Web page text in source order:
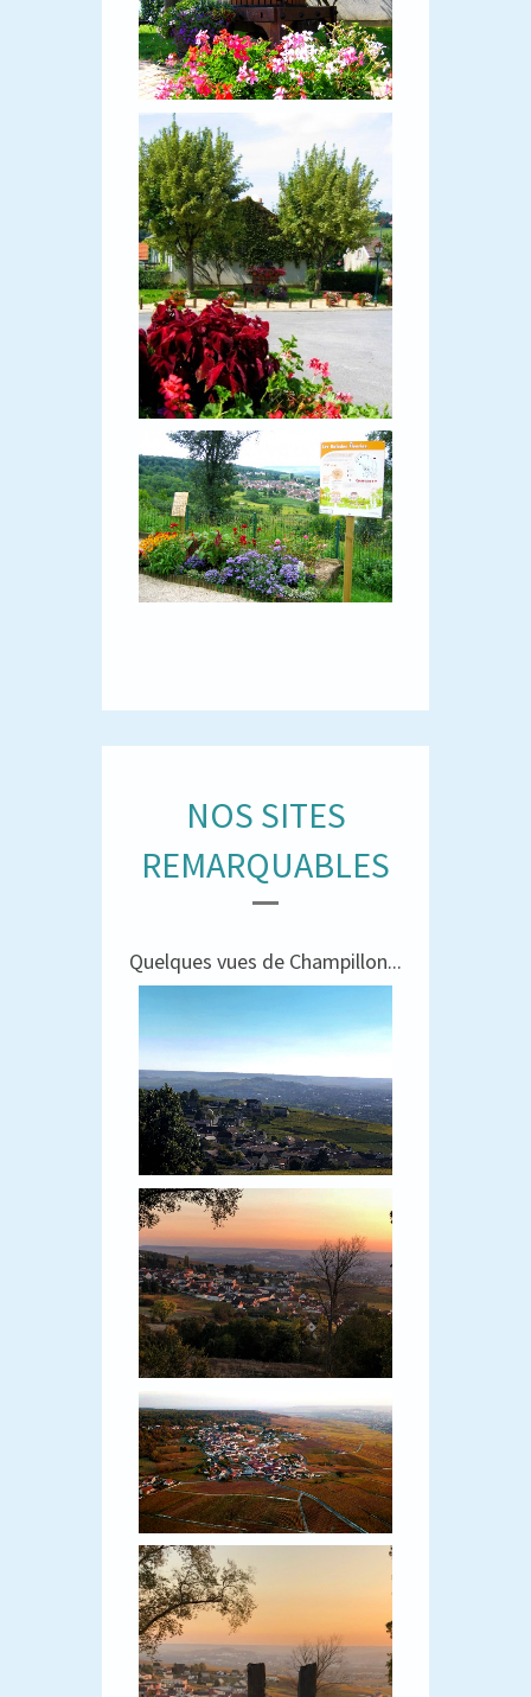
NOS SITES
REMARQUABLES
Quelques vues de Champillon...